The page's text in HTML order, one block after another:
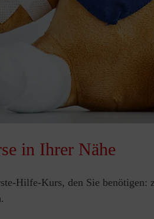
in Ihrer Nähe
Hilfe-Kurs, den Sie benötigen: